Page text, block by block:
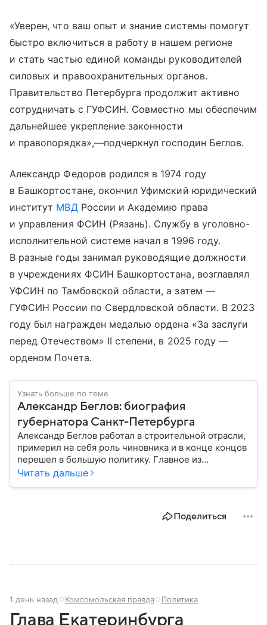
«Уверен, что ваш опыт и знание системы помогут
быстро включиться в работу в нашем регионе
и стать частью единой команды руководителей
силовых и правоохранительных органов.
Правительство Петербурга продолжит активно
сотрудничать с ГУФСИН. Совместно мы обеспечим
дальнейшее укрепление законности
и правопорядка»,—подчеркнул господин Беглов.
Александр Федоров родился в 1974 году
в Башкортостане, окончил Уфимский юридический
институт МВД России и Академию права
и управления ФСИН (Рязань). Службу в уголовно-
исполнительной системе начал в 1996 году.
В разные годы занимал руководящие должности
в учреждениях ФСИН Башкортостана, возглавлял
УФСИН по Тамбовской области, а затем —
ГУФСИН России по Свердловской области. В 2023
году был награжден медалью ордена «За заслуги
перед Отечеством» II степени, в 2025 году —
орденом Почета.
Узнать больше по теме
Александр Беглов: биография
губернатора Санкт-Петербурга
Александр Беглов работал в строительной отрасли,
примерил на себя роль чиновника и в конце концов
перешел в большую политику. Главное из
биографии губернатора Санкт-Петербурга — в
Читать дальше
Поделиться
1 день назад Комсомольская правда Политика
Глава Екатеринбурга